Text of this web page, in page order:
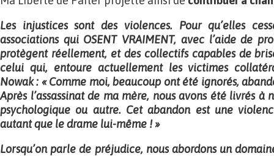
Les injustices sont des violences. Pour qu’elles
associations qui OSENT VRAIMENT, avec l’aide de
protègent réellement, et des collectifs capables de
celui qui, entoure actuellement les victimes
Nowak : « Comme moi, beaucoup ont été ignorés,
Après l’assassinat de ma mère, nous avons été livrés à
psychologique ou autre. Cet abandon est une
autant que le drame lui-même ! »
Lorsqu’on parle de préjudice, nous abordons un